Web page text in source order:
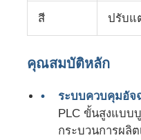
สายดึงแผ่นพลาสติก
สายดึงแผ่นแบบ
สี ปรับแ
คุณสมบัติหลัก
ระบบควบคุมอัจ
PLC ขั้นสูงแบบ
กระบวนการผลิ